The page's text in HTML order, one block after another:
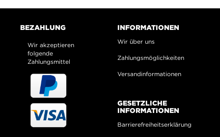
BEZAHLUNG
Wir akzeptieren
folgende
Zahlungsmittel
INFORMATIONEN
Wir über uns
Zahlungsmöglichkeiten
Versandinformationen
GESETZLICHE
INFORMATIONEN
Barrierefreiheitserklärung